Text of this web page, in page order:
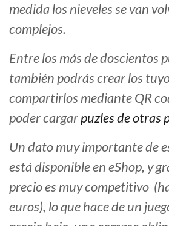
medida los nieveles se van
complejos.
Entre los más de doscientos
también podrás crear los
compartirlos mediante QR
poder cargarpuzles de otras
Un dato muy importante de
está disponible en eShop, y
precio es muy competitivo
euros), lo que hace de un